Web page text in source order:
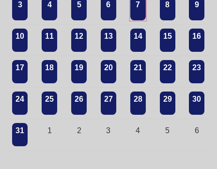
3 4 5 6 7 8 9
10 11 12 13 14 15 16
17 18 19 20 21 22 23
24 25 26 27 28 29 30
31 1 2 3 4 5 6